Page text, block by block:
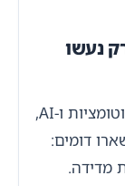
נעשו
למרות כל הדיבורים על פרסונליזציה, אוטומציות ו-AI,
דומים:
מדידה.